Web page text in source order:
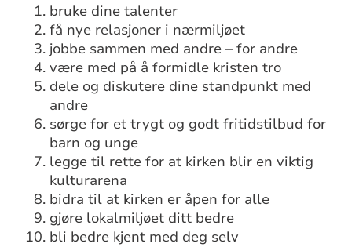
bruke dine talenter
få nye relasjoner i nærmiljøet
jobbe sammen med andre – for andre
være med på å formidle kristen tro
dele og diskutere dine standpunkt med
andre
sørge for et trygt og godt fritidstilbud for
barn og unge
legge til rette for at kirken blir en viktig
kulturarena
bidra til at kirken er åpen for alle
gjøre lokalmiljøet ditt bedre
bli bedre kjent med deg selv